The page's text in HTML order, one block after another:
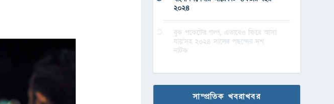
২০২৪
বুক পকেটের গল্প, এভাবেও ফিরে আসা
যায়’সহ ২০২৪ সালের পছন্দের দশ
নাটক
সাম্প্রতিক খবরাখবর